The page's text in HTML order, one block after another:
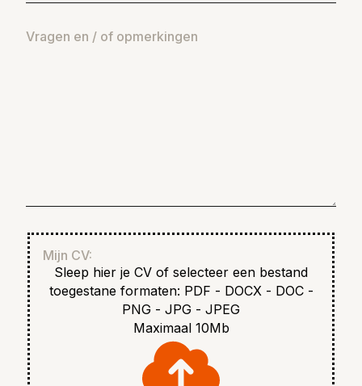
Vragen en / of opmerkingen
Mijn CV:
Sleep hier je CV of selecteer een bestand
toegestane formaten: PDF - DOCX - DOC -
PNG - JPG - JPEG
Maximaal 10Mb